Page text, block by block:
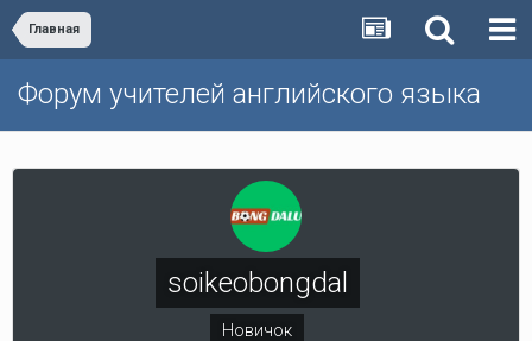
Главная
Форум учителей английского языка
soikeobongdal
Новичок